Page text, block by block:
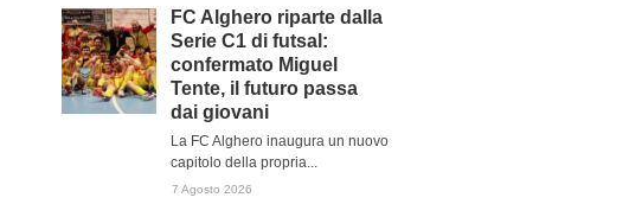
FC Alghero riparte dalla
Serie C1 di futsal:
confermato Miguel
Tente, il futuro passa
dai giovani
La FC Alghero inaugura un nuovo
capitolo della propria...
7 Agosto 2026